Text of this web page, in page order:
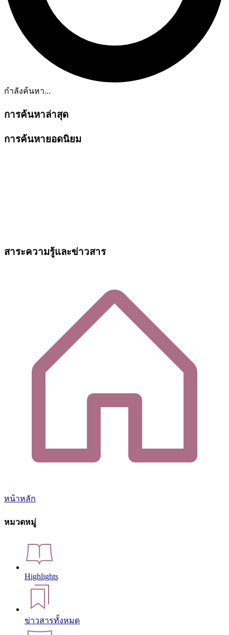
กำลังค้นหา...
การค้นหาล่าสุด
การค้นหายอดนิยม
สาระความรู้และข่าวสาร
หน้าหลัก
หมวดหมู่
Highlights
ข่าวสารทั้งหมด